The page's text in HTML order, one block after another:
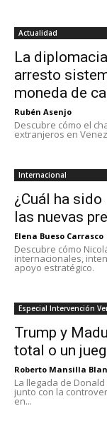
Actualidad
La
arresto
moneda de
Rubén Asenjo
Descubre cómo el
extranjeros en
Internacional
¿Cuál ha
las nuevas
Elena Bueso Carrasco
Descubre cómo
internacionales,
apoyo estratégico.
Especial Intervención
Trump y
total o un
Roberto Mansilla
La llegada de
junto con la
en...